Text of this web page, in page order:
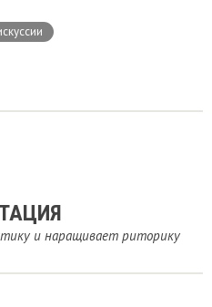
и наращивает риторику